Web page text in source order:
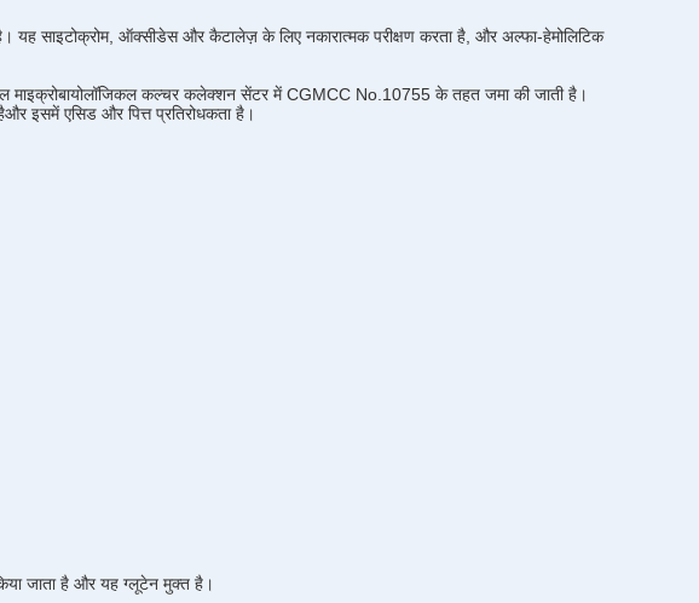
यह साइटोक्रोम, ऑक्सीडेस और कैटालेज़ के लिए नकारात्मक परीक्षण करता है, और अल्फा-हेमोलिटिक
माइक्रोबायोलॉजिकल कल्चर कलेक्शन सेंटर में CGMCC No.10755 के तहत जमा की जाती है।
इसमें एसिड और पित्त प्रतिरोधकता है।
जाता है और यह ग्लूटेन मुक्त है।